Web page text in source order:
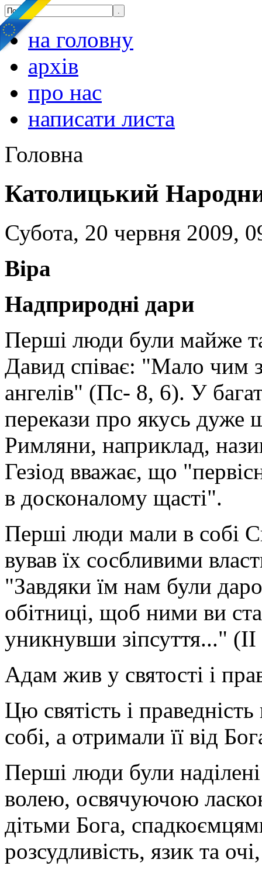
на головну
архів
про нас
написати листа
Головна
Католицький
Субота, 20 червня 2009,
Віра
Надприродні дари
Перші люди були майже
Давид співає: "Мало чим
ангелів" (Пс- 8, 6). У
перекази про якусь дуже
Римляни, наприклад,
Гезіод вважає, що
в досконалому щасті".
Перші люди мали в собі
вував їх сосбливими
"Завдяки їм нам були
обітниці, щоб ними ви
уникнувши зіпсуття..."
Адам жив у святості і
Цю святість і
собі, а отримали її від
Перші люди були
волею, освячуючою
дітьми Бога,
розсудливість, язик та